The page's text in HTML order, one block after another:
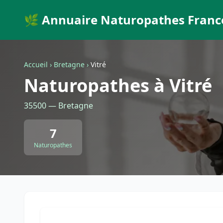
🌿 Annuaire Naturopathes
Accueil › Bretagne › Vitré
Naturopathes à Vitré
35500 — Bretagne
7
Naturopathes